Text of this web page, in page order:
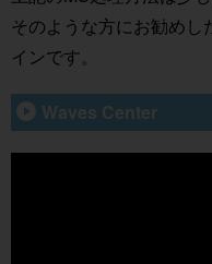
そのような方にお勧め
インです。
Waves Center